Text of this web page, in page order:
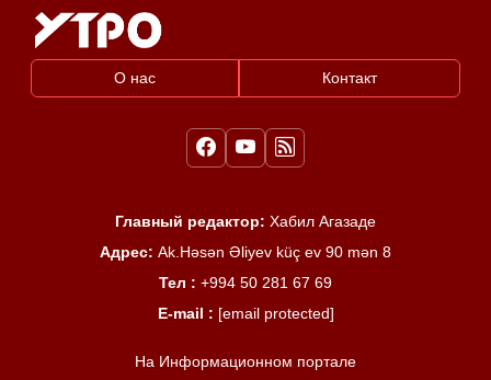
О нас Контакт
Главный редактор: Хабил Агазаде
Адрес: Ak.Həsən Əliyev küç ev 90 mən 8
Тел : +994 50 281 67 69
E-mail : [email protected]
На Информационном портале